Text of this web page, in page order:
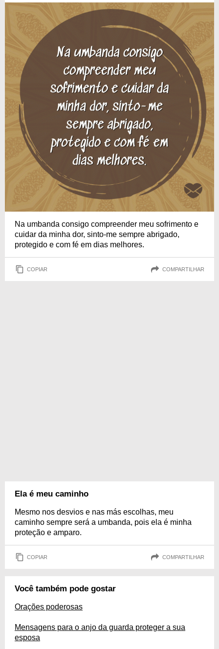
Na umbanda consigo compreender meu sofrimento e
cuidar da minha dor, sinto-me sempre abrigado,
protegido e com fé em dias melhores.
COPIAR COMPARTILHAR
Ela é meu caminho
Mesmo nos desvios e nas más escolhas, meu
caminho sempre será a umbanda, pois ela é minha
proteção e amparo.
COPIAR COMPARTILHAR
Você também pode gostar
Orações poderosas
Mensagens para o anjo da guarda proteger a sua
esposa